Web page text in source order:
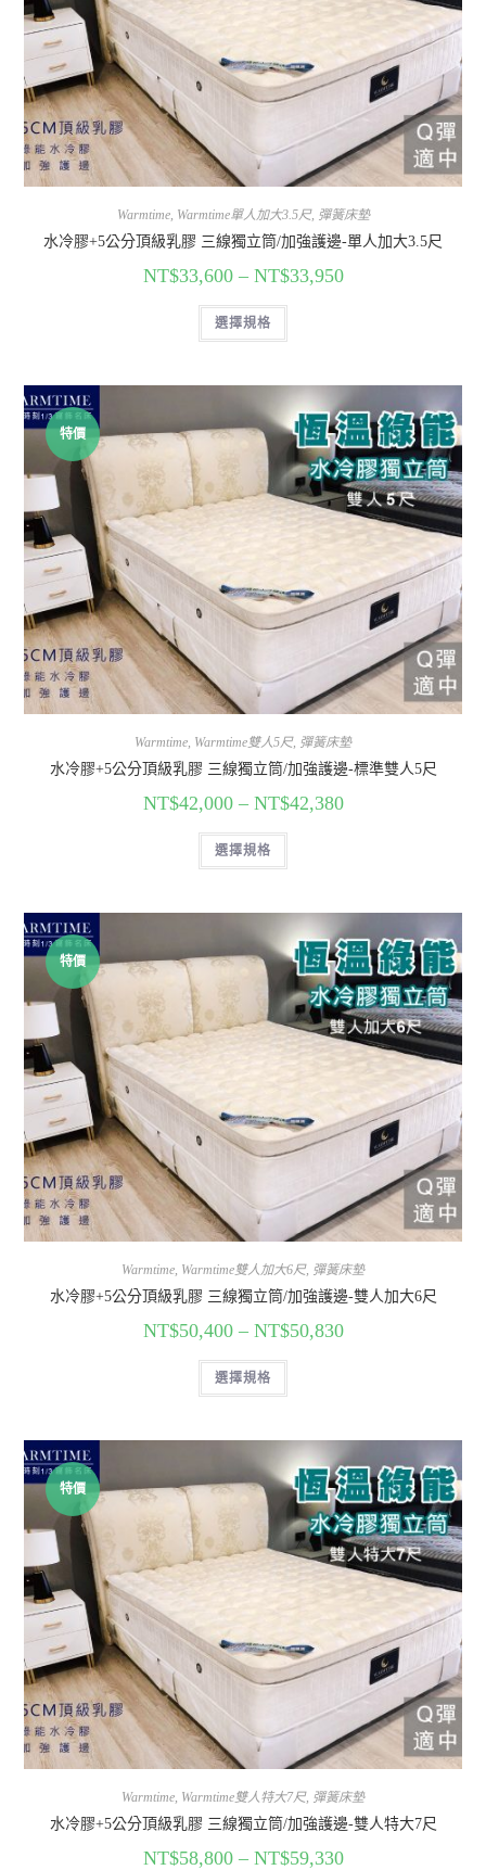
Warmtime, Warmtime單人加大3.5尺, 彈簧床墊
水冷膠+5公分頂級乳膠 三線獨立筒/加強護邊-單人加大3.5尺
NT$33,600– NT$33,950
選擇規格
特價
Warmtime, Warmtime雙人5尺, 彈簧床墊
水冷膠+5公分頂級乳膠 三線獨立筒/加強護邊-標準雙人5尺
NT$42,000– NT$42,380
選擇規格
特價
Warmtime, Warmtime雙人加大6尺, 彈簧床墊
水冷膠+5公分頂級乳膠 三線獨立筒/加強護邊-雙人加大6尺
NT$50,400– NT$50,830
選擇規格
特價
Warmtime, Warmtime雙人特大7尺, 彈簧床墊
水冷膠+5公分頂級乳膠 三線獨立筒/加強護邊-雙人特大7尺
NT$58,800– NT$59,330